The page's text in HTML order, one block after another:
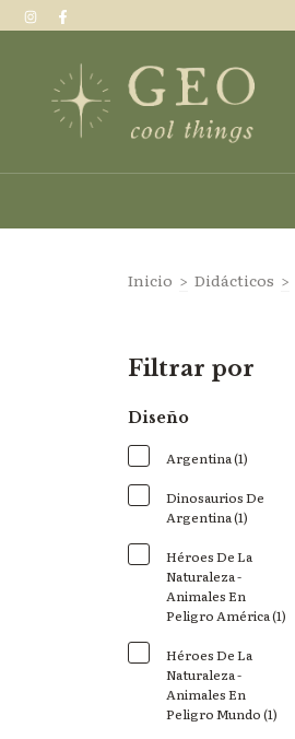
Inicio > Didácticos >
Filtrar por
Diseño
Argentina (1)
Dinosaurios De
Argentina (1)
Héroes De La
Naturaleza -
Animales En
Peligro América (1)
Héroes De La
Naturaleza -
Animales En
Peligro Mundo (1)